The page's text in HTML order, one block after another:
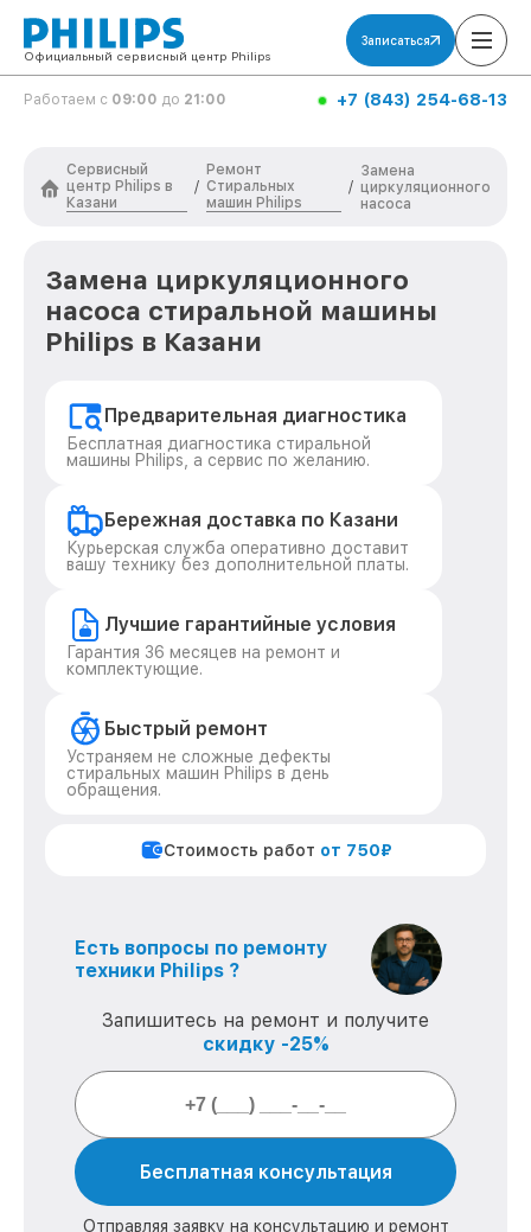
Официальный сервисный центр Philips
Записаться
Работаем с 09:00 до 21:00 +7 (843) 254-68-13
Сервисный
центр Philips в
Казани
/
Ремонт
Стиральных
машин Philips
/
Замена
циркуляционного
насоса
Замена циркуляционного
насоса стиральной машины
Philips в Казани
Предварительная диагностика
Бесплатная диагностика стиральной
машины Philips, а сервис по желанию.
Бережная доставка по Казани
Курьерская служба оперативно доставит
вашу технику без дополнительной платы.
Лучшие гарантийные условия
Гарантия 36 месяцев на ремонт и
комплектующие.
Быстрый ремонт
Устраняем не сложные дефекты
стиральных машин Philips в день
обращения.
Стоимость работ от 750₽
Есть вопросы по ремонту
техники Philips ?
Запишитесь на ремонт и получите
скидку -25%
Бесплатная консультация
Отправляя заявку на консультацию и ремонт